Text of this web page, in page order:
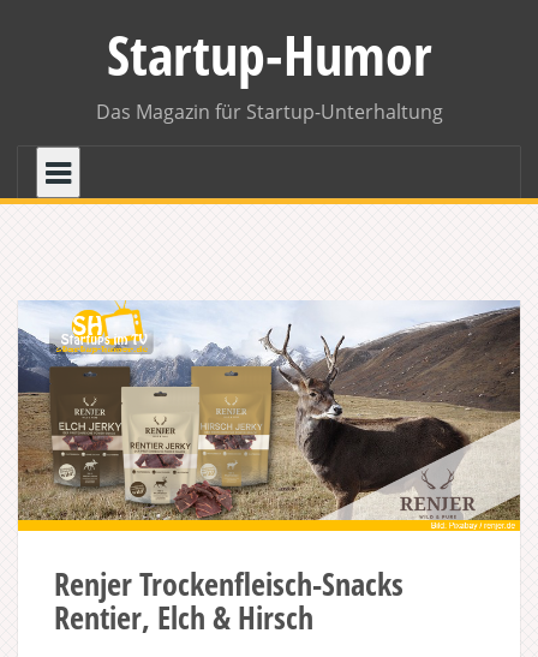
Startup-Humor
Das Magazin für Startup-Unterhaltung
Renjer Trockenfleisch-Snacks
Rentier, Elch & Hirsch